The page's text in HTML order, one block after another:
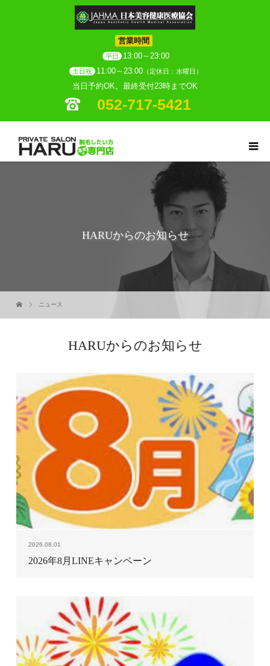
営業時間
平日 13:00～23:00
土日祝 11:00～23:00 （定休日：水曜日）
当日予約OK。最終受付23時までOK
052-717-5421
HARUからのお知らせ
ニュース
HARUからのお知らせ
2026.08.01
2026年8月LINEキャンペーン